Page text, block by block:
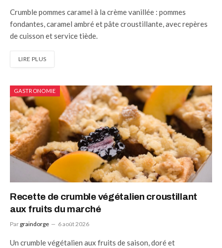
Crumble pommes caramel à la crème vanillée : pommes
fondantes, caramel ambré et pâte croustillante, avec repères
de cuisson et service tiède.
LIRE PLUS
GASTRONOMIE
Recette de crumble végétalien croustillant
aux fruits du marché
Par graindorge 6 août 2026
Un crumble végétalien aux fruits de saison, doré et